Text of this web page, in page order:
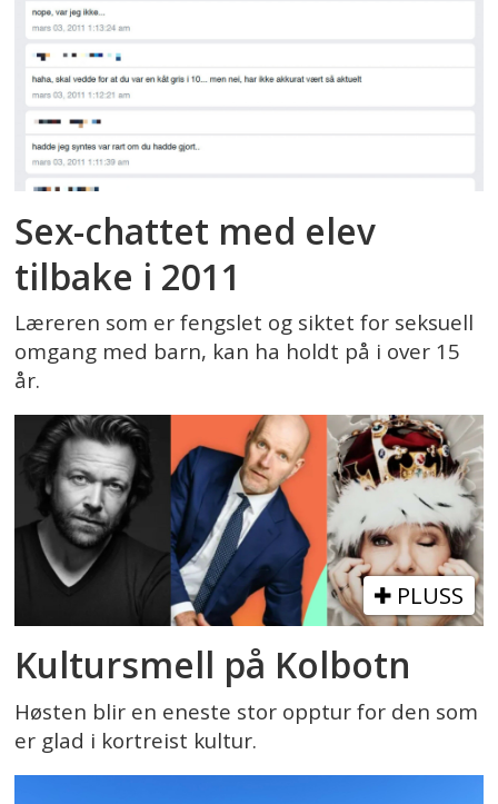
Sex-chattet med elev
tilbake i 2011
Læreren som er fengslet og siktet for seksuell
omgang med barn, kan ha holdt på i over 15
år.
PLUSS
Kultursmell på Kolbotn
Høsten blir en eneste stor opptur for den som
er glad i kortreist kultur.